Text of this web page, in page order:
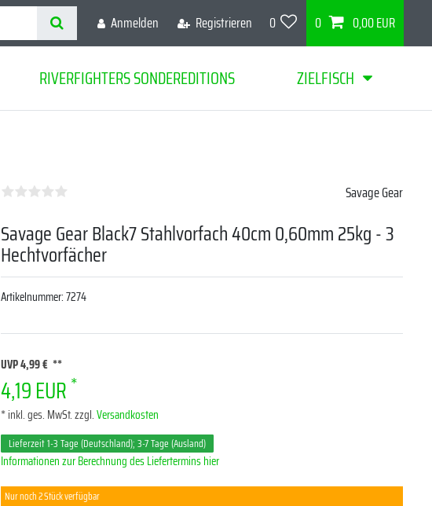
Anmelden Registrieren 0 0 0,00 EUR
RIVERFIGHTERS SONDEREDITIONS ZIELFISCH
Savage Gear
Savage Gear Black7 Stahlvorfach 40cm 0,60mm 25kg - 3
Hechtvorfächer
Artikelnummer:7274
UVP 4,99 €
4,19 EUR *
* inkl. ges. MwSt. zzgl.Versandkosten
Lieferzeit 1-3 Tage (Deutschland); 3-7 Tage (Ausland)
Informationen zur Berechnung des Liefertermins hier
Nur noch 2 Stück verfügbar